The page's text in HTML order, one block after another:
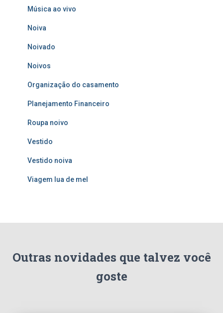
Música ao vivo
Noiva
Noivado
Noivos
Organização do casamento
Planejamento Financeiro
Roupa noivo
Vestido
Vestido noiva
Viagem lua de mel
Outras novidades que talvez você
goste